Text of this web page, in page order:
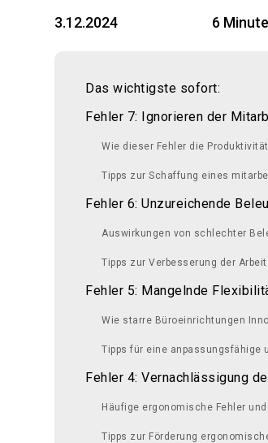
3.12.2024
6
Das wichtigste sofort:
Fehler 7: Ignorieren der
Wie dieser Fehler die
Tipps zur Schaffung eines
Fehler 6: Unzureichende
Auswirkungen von schlechter
Tipps zur Verbesserung der
Fehler 5: Mangelnde
Wie starre Büroeinrichtungen
Tipps für eine anpassungsfähige
Fehler 4: Vernachlässigung
Häufige ergonomische Fehler
Tipps zur Förderung